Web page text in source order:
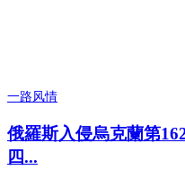
一路风情
俄羅斯入侵烏克蘭第
四...